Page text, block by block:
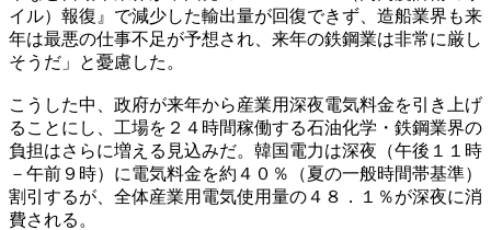
イル）報復』で減少した輸出量が回復できず、造船業界も来
年は最悪の仕事不足が予想され、来年の鉄鋼業は非常に厳し
そうだ」と憂慮した。
こうした中、政府が来年から産業用深夜電気料金を引き上げ
ることにし、工場を２４時間稼働する石油化学・鉄鋼業界の
負担はさらに増える見込みだ。韓国電力は深夜（午後１１時
－午前９時）に電気料金を約４０％（夏の一般時間帯基準）
割引するが、全体産業用電気使用量の４８．１％が深夜に消
費される。